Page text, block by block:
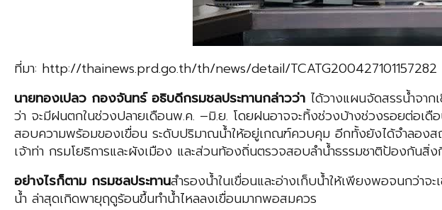
ที่มา: http://thainews.prd.go.th/th/news/detail/TCATG200427101157282
นายทองเปลว กองจันทร์ อธิบดีกรมชลประทานกล่าวว่า ได้วางแผนจัดสรรน้ำจา
ว่า จะมีฝนตกในช่วงปลายเดือนพ.ค. –มิ.ย. โดยฝนอาจจะทิ้งช่วงบ้างช่วงรอยต่อเ
สอบความพร้อมของเขื่อน ระดับปริมาณน้ำให้อยู่เกณฑ์ควบคุม อีกทั้งยังได้จำลอ
เจ้าท่า กรมโยธิการและผังเมือง และส่วนท้องถิ่นตรวจสอบลำน้ำธรรมชาติป้องกัน
อย่างไรก็ตาม กรมชลประทานสำรองน้ำในเขื่อนและอ่างเก็บน้ำให้เพียงพอจนกว่า
น้ำ ล่าสุดเกิดพายุฤดูร้อนขึ้นทำน้ำไหลลงเขื่อนมากพอสมควร